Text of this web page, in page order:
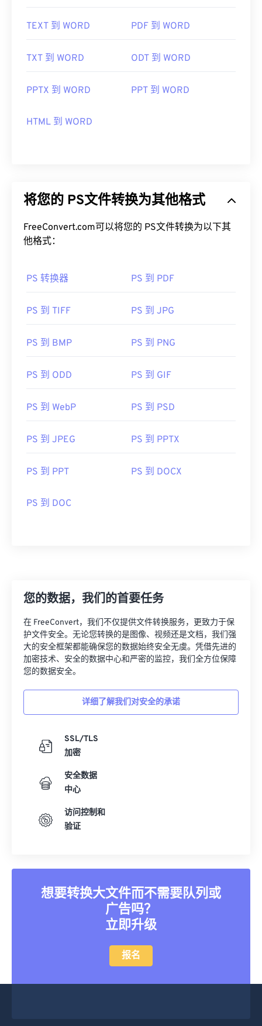
TEXT 到 WORD PDF 到 WORD
TXT 到 WORD ODT 到 WORD
PPTX 到 WORD PPT 到 WORD
HTML 到 WORD
将您的 PS文件转换为其他格式
FreeConvert.com可以将您的 PS文件转换为以下其
他格式：
PS 转换器 PS 到 PDF
PS 到 TIFF PS 到 JPG
PS 到 BMP PS 到 PNG
PS 到 ODD PS 到 GIF
PS 到 WebP PS 到 PSD
PS 到 JPEG PS 到 PPTX
PS 到 PPT PS 到 DOCX
PS 到 DOC
您的数据，我们的首要任务
在 FreeConvert，我们不仅提供文件转换服务，更致力于保
护文件安全。无论您转换的是图像、视频还是文档，我们强
大的安全框架都能确保您的数据始终安全无虞。凭借先进的
加密技术、安全的数据中心和严密的监控，我们全方位保障
您的数据安全。
详细了解我们对安全的承诺
SSL/TLS
加密
安全数据
中心
访问控制和
验证
想要转换大文件而不需要队列或
广告吗？
立即升级
报名